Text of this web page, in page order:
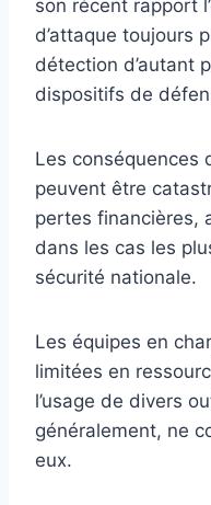
son récent rapport
d’attaque toujours
détection d’autant
dispositifs de
Les conséquences
peuvent être
pertes financières,
dans les cas les
sécurité nationale.
Les équipes en
limitées en
l’usage de divers
généralement, ne
eux.